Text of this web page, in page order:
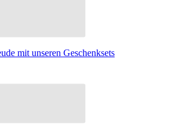
mit unseren Geschenksets